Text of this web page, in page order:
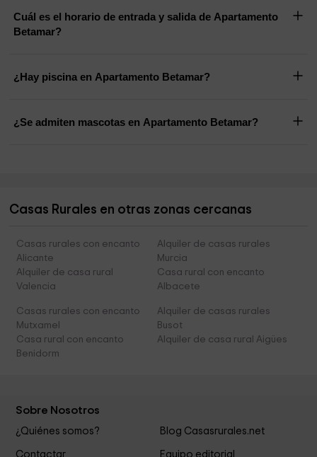
Cuál es el horario de entrada y salida de Apartamento
Betamar?
¿Hay piscina en Apartamento Betamar?
¿Se admiten mascotas en Apartamento Betamar?
Casas Rurales en otras zonas cercanas
Casas rurales con encanto
Alicante
Alquiler de casas rurales
Murcia
Alquiler de casa rural
Valencia
Casa rural con encanto
Albacete
Casas rurales con encanto
Mutxamel
Alquiler de casas rurales
Busot
Casa rural con encanto
Benidorm
Alquiler de casa rural Aigües
Sobre Nosotros
¿Quiénes somos? Blog Casasrurales.net
Contactar Equipo editorial